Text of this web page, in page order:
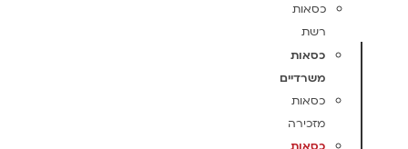
כסאות
רשת
כסאות
משרדיים
כסאות
מזכירה